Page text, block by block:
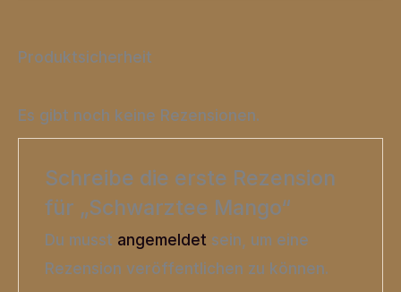
Produktsicherheit
Es gibt noch keine Rezensionen.
Schreibe die erste Rezension
für „Schwarztee Mango“
Du musst angemeldet sein, um eine
Rezension veröffentlichen zu können.